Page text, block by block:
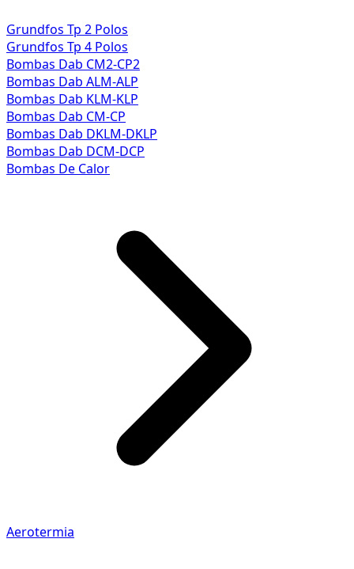
Grundfos Tp 2 Polos
Grundfos Tp 4 Polos
Bombas Dab CM2-CP2
Bombas Dab ALM-ALP
Bombas Dab KLM-KLP
Bombas Dab CM-CP
Bombas Dab DKLM-DKLP
Bombas Dab DCM-DCP
Bombas De Calor
Aerotermia